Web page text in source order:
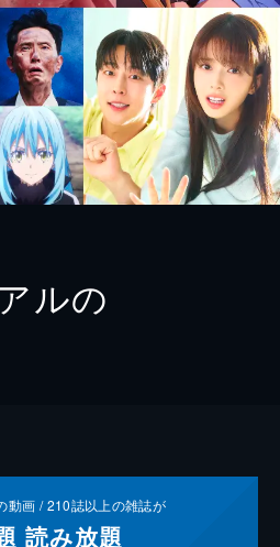
ルの
動画 /210誌以上の雑誌が
読み放題